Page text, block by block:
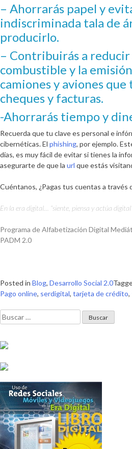
– Ahorrarás papel y
indiscriminada tala de
producirlo.
– Contribuirás a reducir
combustible y la
camiones y aviones
cheques y facturas.
-Ahorrarás tiempo y
Recuerda que tu clave es personal e
cibernéticas. El phishing, por ejemplo.
días, es muy fácil de evitar si tienes la
asegurarte de que la url que estás
Cuéntanos, ¿Pagas tus cuentas a través
En la era digital… “siente, piensa y actúa
Programa de Alfabetización Digital
PADM 2.0
Posted in Blog, Desarrollo Social 2.0
Pago online, serdigital, tarjeta de crédito,
Buscar: